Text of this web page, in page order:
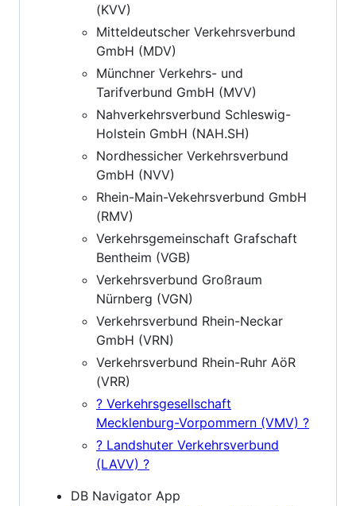
(KVV)
Mitteldeutscher Verkehrsverbund
GmbH (MDV)
Münchner Verkehrs- und
Tarifverbund GmbH (MVV)
Nahverkehrsverbund Schleswig-
Holstein GmbH (NAH.SH)
Nordhessicher Verkehrsverbund
GmbH (NVV)
Rhein-Main-Vekehrsverbund GmbH
(RMV)
Verkehrsgemeinschaft Grafschaft
Bentheim (VGB)
Verkehrsverbund Großraum
Nürnberg (VGN)
Verkehrsverbund Rhein-Neckar
GmbH (VRN)
Verkehrsverbund Rhein-Ruhr AöR
(VRR)
? Verkehrsgesellschaft
Mecklenburg-Vorpommern (VMV) ?
? Landshuter Verkehrsverbund
(LAVV) ?
DB Navigator App